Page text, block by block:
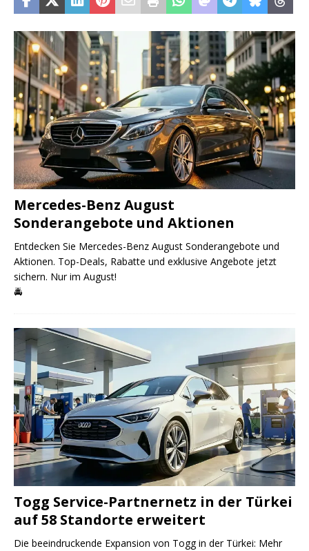
Mercedes-Benz August
Sonderangebote und Aktionen
Entdecken Sie Mercedes-Benz August Sonderangebote und
Aktionen. Top-Deals, Rabatte und exklusive Angebote jetzt
sichern. Nur im August!
🚔
Togg Service-Partnernetz in der Türkei
auf 58 Standorte erweitert
Die beeindruckende Expansion von Togg in der Türkei: Mehr